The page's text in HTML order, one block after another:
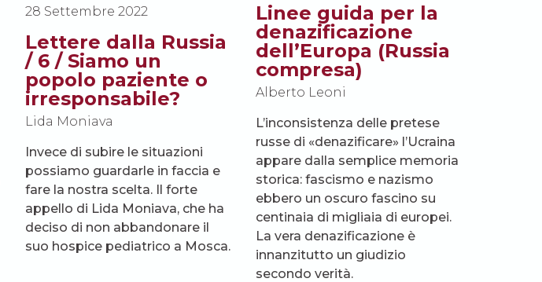
28 Settembre 2022
Lettere dalla Russia
/ 6 / Siamo un
popolo paziente o
irresponsabile?
Lida Moniava
Invece di subire le situazioni
possiamo guardarle in faccia e
fare la nostra scelta. Il forte
appello di Lida Moniava, che ha
deciso di non abbandonare il
suo hospice pediatrico a Mosca.
Linee guida per la
denazificazione
dell’Europa (Russia
compresa)
Alberto Leoni
L’inconsistenza delle pretese
russe di «denazificare» l’Ucraina
appare dalla semplice memoria
storica: fascismo e nazismo
ebbero un oscuro fascino su
centinaia di migliaia di europei.
La vera denazificazione è
innanzitutto un giudizio
secondo verità.